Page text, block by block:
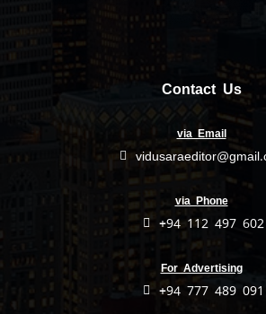
Contact Us
via Email
via Phone
+94 112 497 602
For Advertising
+94 777 489 091